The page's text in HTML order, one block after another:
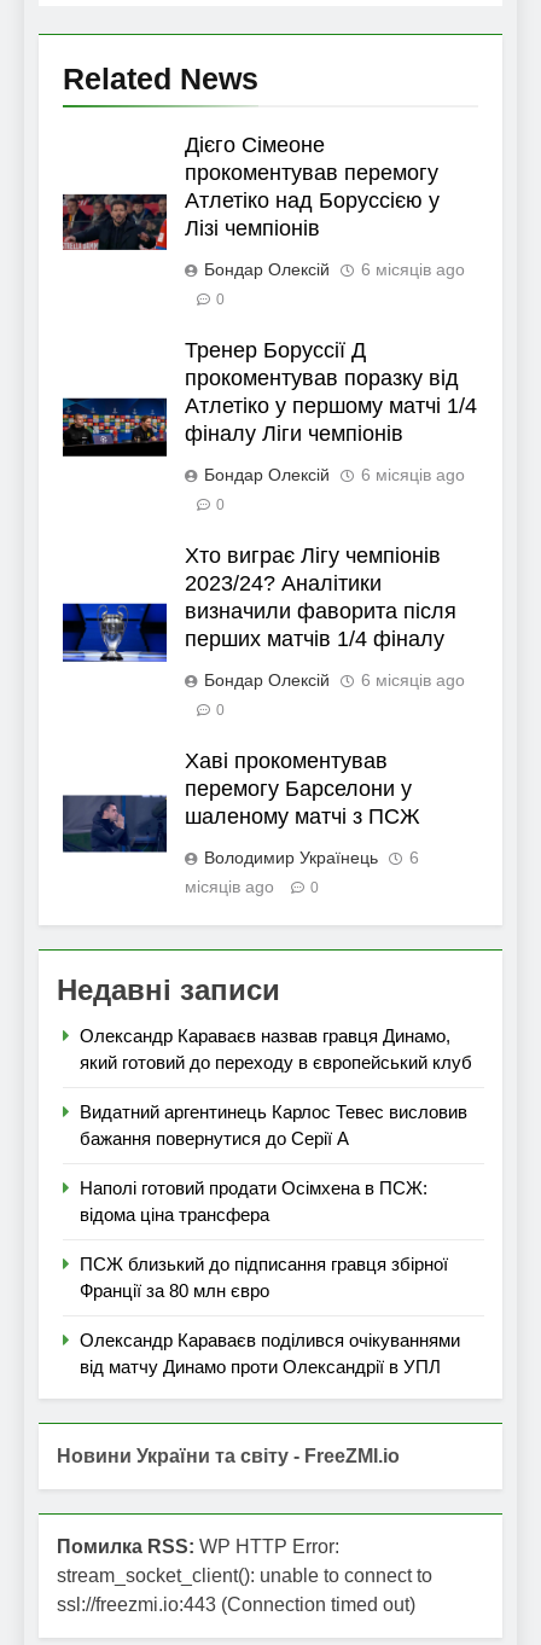
Related News
Дієго Сімеоне
прокоментував перемогу
Атлетіко над Боруссією у
Лізі чемпіонів
Бондар Олексій 6 місяців ago
0
Тренер Боруссії Д
прокоментував поразку від
Атлетіко у першому матчі 1/4
фіналу Ліги чемпіонів
Бондар Олексій 6 місяців ago
0
Хто виграє Лігу чемпіонів
2023/24? Аналітики
визначили фаворита після
перших матчів 1/4 фіналу
Бондар Олексій 6 місяців ago
0
Хаві прокоментував
перемогу Барселони у
шаленому матчі з ПСЖ
Володимир Українець
6
місяців ago
0
Недавні записи
Олександр Караваєв назвав гравця Динамо,
який готовий до переходу в європейський клуб
Видатний аргентинець Карлос Тевес висловив
бажання повернутися до Серії А
Наполі готовий продати Осімхена в ПСЖ:
відома ціна трансфера
ПСЖ близький до підписання гравця збірної
Франції за 80 млн євро
Олександр Караваєв поділився очікуваннями
від матчу Динамо проти Олександрії в УПЛ
Новини України та світу - FreeZMI.io
Помилка RSS: WP HTTP Error:
stream_socket_client(): unable to connect to
ssl://freezmi.io:443 (Connection timed out)